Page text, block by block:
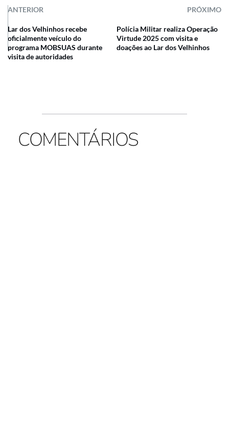
ANTERIOR PRÓXIMO
Lar dos Velhinhos recebe
oficialmente veículo do
programa MOBSUAS durante
visita de autoridades
Polícia Militar realiza Operação
Virtude 2025 com visita e
doações ao Lar dos Velhinhos
COMENTÁRIOS